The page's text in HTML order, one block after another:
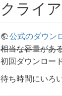
クライ
公式のダウン
相当な容量があ
初回ダウンロー
待ち時間にいろ